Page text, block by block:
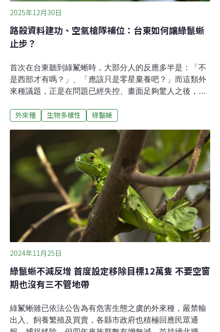
2025年12月30日
路殺資料建功、空氣槍隊補位：台東如何讓綠鬣蜥
止步？
首次在台東聽到綠鬣蜥時，大部分人的反應多半是：「不
是西部才有嗎？」、「應該只是零星棄養吧？」而這類外
來種議題，正是在問題已經失控、畫面足夠驚人之後，才
新聞畫面之前，已經先出現在另一個地方——路殺紀錄。
野生動物路殺點位資料顯示，某些路段反覆出現不尋常的
紀錄型態。這些資料並未立即證明族群已然形成，卻已透
露外來種可能正在局部區域活動，並具備潛在擴散的風
險。回頭檢視最初累積的前幾筆關鍵資料，多數線索其實
來自公民科學路殺社群。長期投入道路巡查的民眾，透過
固定路線、時間與位置的紀錄，讓原本零散、看似偶發的
事件，逐漸被整理成可被比對、可被討論的異常趨勢。此
外，在地的生態工作者早已開始提高巡察頻率——不只回
看路殺紀錄，也將零星目擊、棲地條件與地景特性一併納
入判斷，並據此示警：東海岸某處，極可能是綠鬣蜥的潛
勢
外來種 生物多樣性 綠鬣蜥
2024年11月25日
綠鬣蜥不減反增 首度設定移除目標12萬隻 不要空窗
期也沒有三不管地帶
綠鬣蜥雖已依法公告為有危害生態之虞的外來種，嚴禁輸
出入、飼養繁殖及買賣，各縣市政府也積極回應民眾通